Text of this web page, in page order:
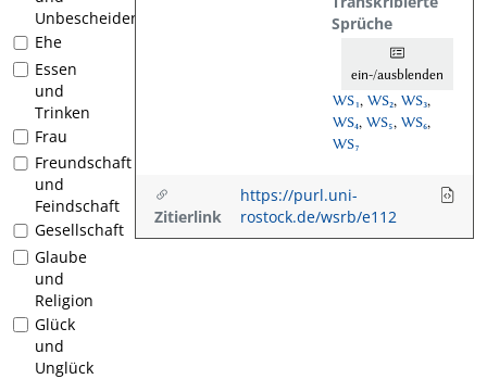
Unbescheidenheit
Ehe
Essen
und
Trinken
Frau
Freundschaft
und
Feindschaft
Gesellschaft
Glaube
und
Religion
Glück
und
Unglück
Sprüche
ein-/ausblenden
WS₁, WS₂, WS₃,
WS₄, WS₅, WS₆,
WS₇
Zitierlink
https://purl.uni-
rostock.de/wsrb/e112